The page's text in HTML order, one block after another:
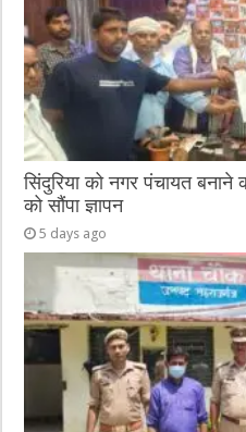
सिंदुरिया को नगर पंचायत बनाने
को सौंपा ज्ञापन
5 days ago